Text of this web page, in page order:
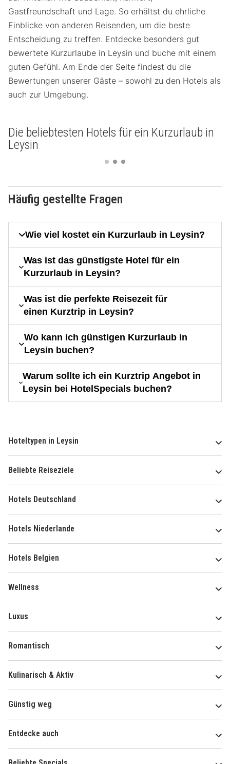
Gastfreundschaft und Lage. So erhältst du ehrliche
Einblicke von anderen Reisenden, um die beste
Entscheidung zu treffen. Entdecke besonders gut
bewertete Kurzurlaube in Leysin und buche mit einem
guten Gefühl. Am Ende der Seite findest du die
Bewertungen unserer Gäste – sowohl zu den Hotels als
auch zur Umgebung.
Die beliebtesten Hotels für ein Kurzurlaub in
Leysin
Häufig gestellte Fragen
Wie viel kostet ein Kurzurlaub in Leysin?
Was ist das günstigste Hotel für ein
Kurzurlaub in Leysin?
Was ist die perfekte Reisezeit für
einen Kurztrip in Leysin?
Wo kann ich günstigen Kurzurlaub in
Leysin buchen?
Warum sollte ich ein Kurztrip Angebot in
Leysin bei HotelSpecials buchen?
Hoteltypen in Leysin
Beliebte Reiseziele
Hotels Deutschland
Hotels Niederlande
Hotels Belgien
Wellness
Luxus
Romantisch
Kulinarisch & Aktiv
Günstig weg
Entdecke auch